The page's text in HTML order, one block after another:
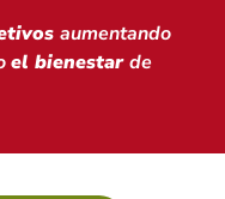
aumentando
el bienestarde